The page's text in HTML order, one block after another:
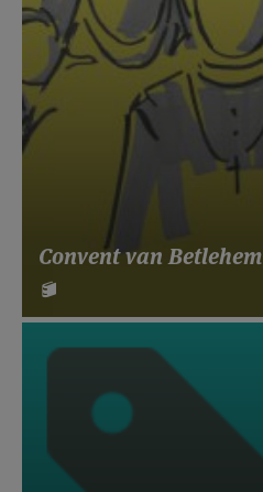
Convent van Betlehem